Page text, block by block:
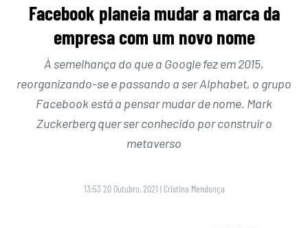
Facebook planeia mudar a marca da
empresa com um novo nome
À semelhança do que a Google fez em 2015,
reorganizando-se e passando a ser Alphabet, o grupo
Facebook está a pensar mudar de nome. Mark
Zuckerberg quer ser conhecido por construir o
metaverso
13:53 20 Outubro, 2021 | Cristina Mendonça